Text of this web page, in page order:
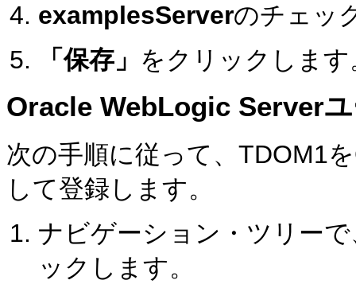
examplesServerのチェッ
「保存」 をクリックします
Oracle WebLogic Server
次の手順に従って、TDOM1
して登録します。
ナビゲーション・ツリーで
ックします。